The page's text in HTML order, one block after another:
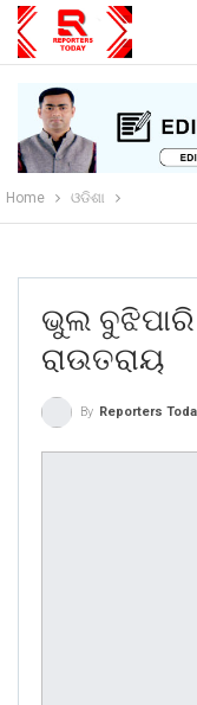
Home ଓଡିଶା
ଭୁଲ ବୁଝିପାରି
ରାଉତରାୟ
By Reporters